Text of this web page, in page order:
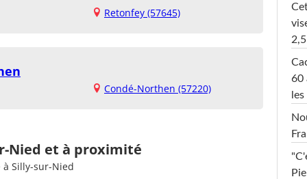
Retonfey (57645)
Condé-Northen (57220)
Nied et à proximité
Silly-sur-Nied
60